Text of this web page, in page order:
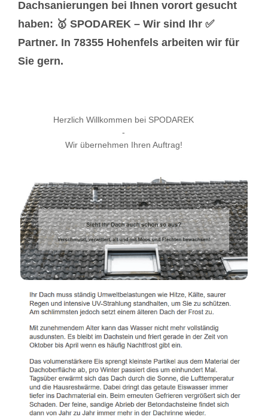
Dachsanierungen bei Ihnen vorort gesucht
haben: 🥇 SPODAREK – Wir sind Ihr ✅
Partner. In 78355 Hohenfels arbeiten wir für
Sie gern.
Herzlich Willkommen bei SPODAREK
-
Wir übernehmen Ihren Auftrag!